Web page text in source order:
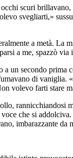
scuri
svegliarti,»
a metà. La
a me, spazzò
un secondo
di vaniglia.
volevo farti stare
rannicchiandosi
che si
imbarazzante